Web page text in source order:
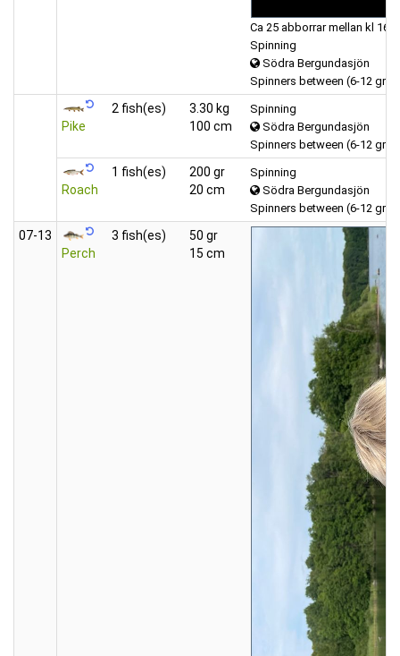
Ca 25 abborrar mellan kl
Spinning
Södra Bergundasjön
Spinners between (6-12
Pike
2 fish(es)
3.30 kg
100 cm
Spinning
Södra Bergundasjön
Spinners between (6-12
Roach
1 fish(es)
200 gr
20 cm
Spinning
Södra Bergundasjön
Spinners between (6-12
07‑13
Perch
3 fish(es)
50 gr
15 cm